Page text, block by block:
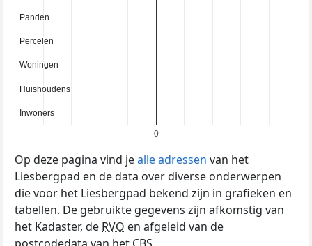
0
Panden
Panden
Percelen
Percelen
Woningen
Woningen
Huishoudens
Huishoudens
Inwoners
Inwoners
Op deze pagina vind jealle adressen van het
Liesbergpad en de data over diverse onderwerpen
die voor het Liesbergpad bekend zijn in grafieken en
tabellen. De gebruikte gegevens zijn afkomstig van
het Kadaster, deRVO en afgeleid van de